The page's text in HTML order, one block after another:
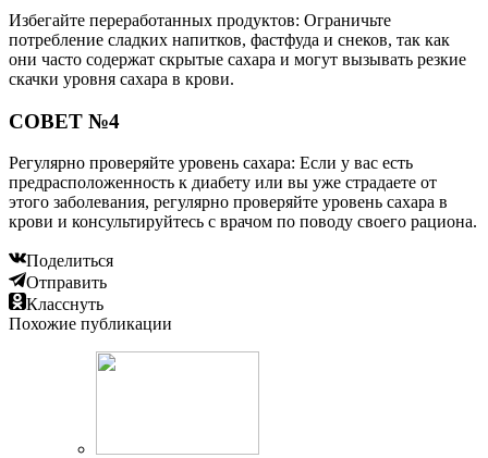
Избегайте переработанных продуктов: Ограничьте
потребление сладких напитков, фастфуда и снеков, так как
они часто содержат скрытые сахара и могут вызывать резкие
скачки уровня сахара в крови.
СОВЕТ №4
Регулярно проверяйте уровень сахара: Если у вас есть
предрасположенность к диабету или вы уже страдаете от
этого заболевания, регулярно проверяйте уровень сахара в
крови и консультируйтесь с врачом по поводу своего рациона.
Поделиться
Отправить
Класснуть
Похожие публикации